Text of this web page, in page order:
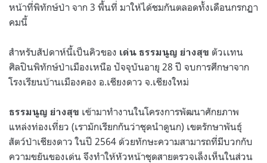
หน้าที่พิทักษ์ป่า จาก 3 พื้นที่ มาให้ได้ชมกันตลอดทั้งเดือนกรกฏา
คมนี้
สำหรับสัปดาห์นี้เป็นคิวของ เด่น ธรรมนูญ ย่างสุข ตัวเเทน
ศิลปินพิทักษ์ป่าเมืองเหนือ ปัจจุบันอายุ 28 ปี จบการศึกษาจาก
โรงเรียนบ้านเมืองคอง อ.เชียงดาว จ.เชียงใหม่
ธรรมนูญ ย่างสุข เข้ามาทำงานในโครงการพัฒนาศักยภาพ
แหล่งท่องเที่ยว (เรามักเรียกกันว่าชุดนำดูนก) เขตรักษาพันธุ์
สัตว์ป่าเชียงดาว ในปี 2564 ด้วยทักษะความสามารถที่มีบวกกับ
ความขยันของเด่น จึงทำให้หัวหน้าชุดสายตรวจเล็งเห็นในส่วน